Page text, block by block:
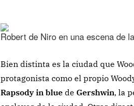
Robert de Niro en una escena de
Bien distinta es la ciudad que
protagonista como el propio
Rapsody in bluede Gershwin, la